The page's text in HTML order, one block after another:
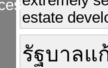
estate
รัฐบาลแ